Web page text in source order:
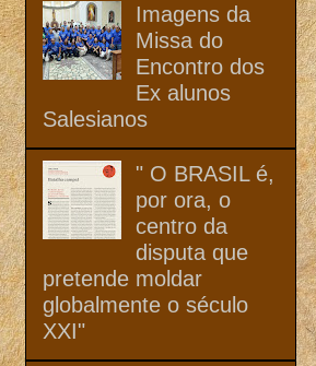
Imagens da
Missa do
Encontro dos
Ex alunos
Salesianos
" O BRASIL é,
por ora, o
centro da
disputa que
pretende moldar
globalmente o século
XXI"